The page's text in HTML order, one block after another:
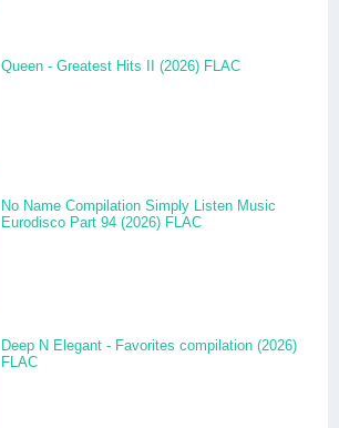
Queen - Greatest Hits II (2026) FLAC
No Name Compilation Simply Listen Music
Eurodisco Part 94 (2026) FLAC
Deep N Elegant - Favorites compilation (2026)
FLAC